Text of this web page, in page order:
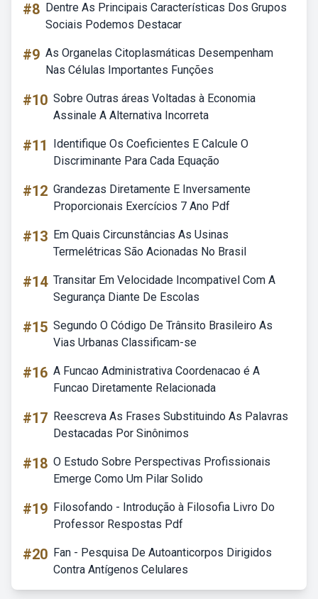
#8 Dentre As Principais Características Dos Grupos
Sociais Podemos Destacar
#9 As Organelas Citoplasmáticas Desempenham
Nas Células Importantes Funções
#10 Sobre Outras áreas Voltadas à Economia
Assinale A Alternativa Incorreta
#11
Identifique Os Coeficientes E Calcule O
Discriminante Para Cada Equação
#12 Grandezas Diretamente E Inversamente
Proporcionais Exercícios 7 Ano Pdf
#13 Em Quais Circunstâncias As Usinas
Termelétricas São Acionadas No Brasil
#14 Transitar Em Velocidade Incompativel Com A
Segurança Diante De Escolas
#15 Segundo O Código De Trânsito Brasileiro As
Vias Urbanas Classificam-se
#16 A Funcao Administrativa Coordenacao é A
Funcao Diretamente Relacionada
#17 Reescreva As Frases Substituindo As Palavras
Destacadas Por Sinônimos
#18 O Estudo Sobre Perspectivas Profissionais
Emerge Como Um Pilar Solido
#19 Filosofando - Introdução à Filosofia Livro Do
Professor Respostas Pdf
#20 Fan - Pesquisa De Autoanticorpos Dirigidos
Contra Antígenos Celulares